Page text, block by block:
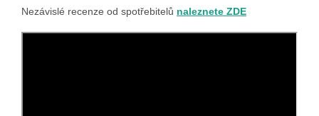
Nezávislé recenze od spotřebitelů naleznete ZDE